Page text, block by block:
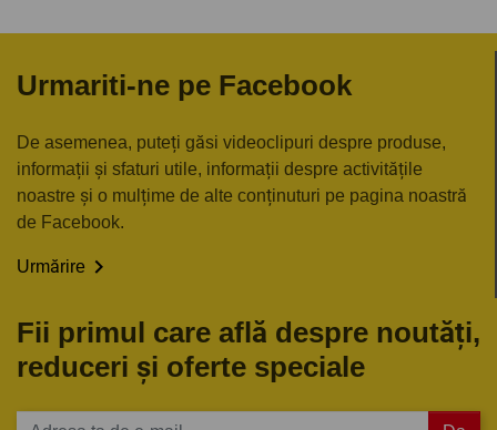
Urmariti-ne pe Facebook
De asemenea, puteți găsi videoclipuri despre produse,
informații și sfaturi utile, informații despre activitățile
noastre și o mulțime de alte conținuturi pe pagina noastră
de Facebook.
Urmărire 
Fii primul care află despre noutăți,
reduceri și oferte speciale